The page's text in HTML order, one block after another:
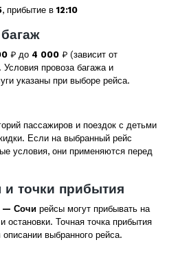
, прибытие в12:10
₽ до 4 000 ₽ (зависит от
провоза багажа и
указаны при выборе рейса.
пассажиров и поездок с детьми
Если на выбранный рейс
условия, они применяются перед
точки прибытия
— Сочи рейсы могут прибывать на
остановки. Точная точка прибытия
выбранного рейса.